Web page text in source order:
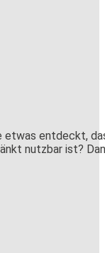
etwas entdeckt,
nutzbar ist?